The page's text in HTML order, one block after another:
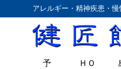
アレルギー・精神疾患・
予
ＨＯ